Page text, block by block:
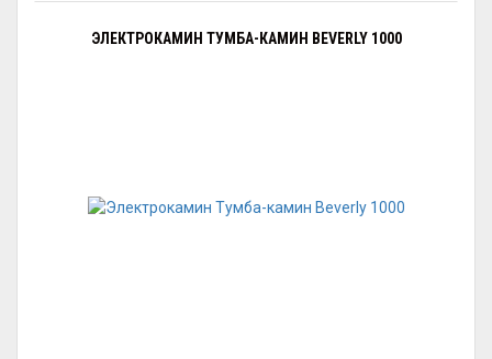
ЭЛЕКТРОКАМИН ТУМБА-КАМИН BEVERLY 1000